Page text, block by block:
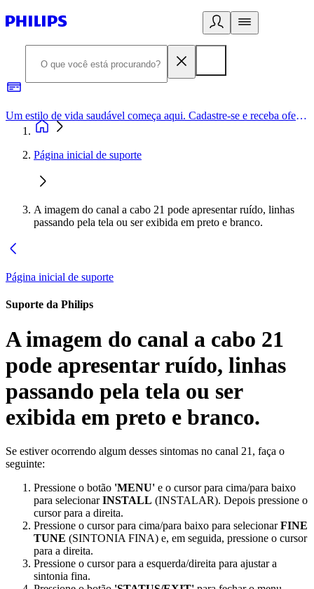
Um estilo de vida saudável começa aqui. Cadastre-se e receba ofertas exclusivas.
Página inicial de suporte
A imagem do canal a cabo 21 pode apresentar ruído, linhas
passando pela tela ou ser exibida em preto e branco.
Página inicial de suporte
Suporte da Philips
A imagem do canal a cabo 21
pode apresentar ruído, linhas
passando pela tela ou ser
exibida em preto e branco.
Se estiver ocorrendo algum desses sintomas no canal 21, faça o
seguinte:
Pressione o botão 'MENU' e o cursor para cima/para baixo
para selecionarINSTALL (INSTALAR). Depois pressione o
cursor para a direita.
Pressione o cursor para cima/para baixo para selecionarFINE
TUNE (SINTONIA FINA) e, em seguida, pressione o cursor
para a direita.
Pressione o cursor para a esquerda/direita para ajustar a
sintonia fina.